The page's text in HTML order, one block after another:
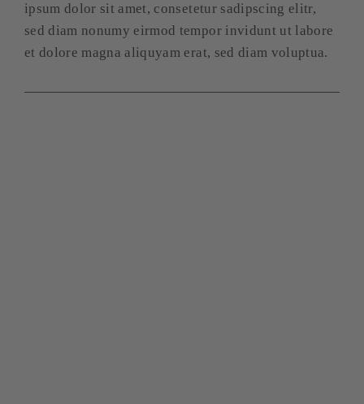
ipsum dolor sit amet, consetetur sadipscing elitr,
sed diam nonumy eirmod tempor invidunt ut labore
et dolore magna aliquyam erat, sed diam voluptua.